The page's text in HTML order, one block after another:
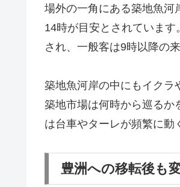
場外の一角にある築地魚河
14時が目安とされていま
され、一般客は9時以降の
築地魚河岸の中にもイクラ
築地市場は何時から巡るか
は台車やターレが頻繁に動
豊洲への移転後も